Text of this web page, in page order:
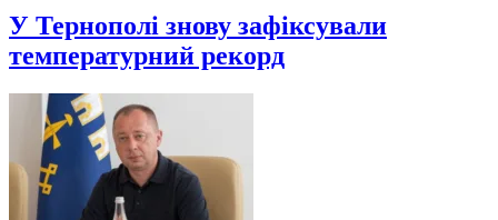
У Тернополі знову зафіксували
температурний рекорд